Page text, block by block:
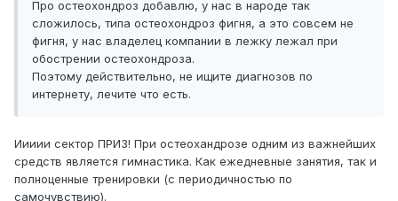
заметить, что сосудистые проблемы тоже могут здорово
качество жизни подпортить. Поэтому не нужно себе за
уши притягивать ЧУЖОЙ диагноз, а нужно неврологов
слушать, тогда, может, и полегчает. Единственное,
удивляюсь, что они Вам метаболичку не назначили, но,
наверное, у них есть на это причина, потому что они Вас
состояние.
Про остеохондроз добавлю, у нас в народе так
сложилось, типа остеохондроз фигня, а это совсем не
фигня, у нас владелец компании в лежку лежал при
обострении остеохондроза.
Поэтому действительно, не ищите диагнозов по
интернету, лечите что есть.
Иииии сектор ПРИЗ! При остеохандрозе одним из важнейших
средств является гимнастика. Как ежедневные занятия, так и
полноценные тренировки (с периодичностью по
самочувствию).